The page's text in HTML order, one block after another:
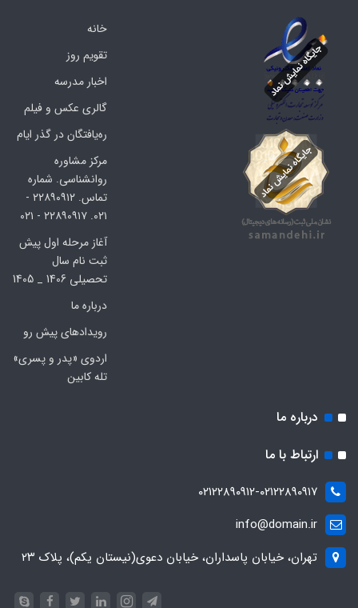
خانه
تقویم روز
اخبار مدرسه
گالری عکس و فیلم
ره‌یافتگان در گذر ایام
مرکز مشاوره
روانشناسی. شماره
تماس. ۲۲۸۹۰۹۱۲ -
۰۲۱. ۲۲۸۹۰۹۱۷ - ۰۲۱
آغاز مرحله اول پیش
ثبت نام سال
تحصیلی 1406 _ 1405
درباره ما
رویدادهای پیش رو
اردوی «پدر و پسری»
تله کابین
درباره ما
ارتباط با ما
۰۲۱۲۲۸۹۰۹۱۲-۰۲۱۲۲۸۹۰۹۱۷
info@domain.ir
تهران، خیابان پاسداران، خیابان دعوی(نیستان یکم)، پلاک ۲۳